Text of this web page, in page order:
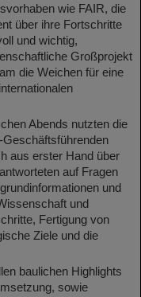
wie FAIR, die
über ihre Fortschritte
und wichtig,
Großprojekt
die Weichen für eine
Abends nutzten die
aus erster Hand über
auf Fragen
und
und
Fertigung von
Ziele und die
baulichen Highlights
sowie